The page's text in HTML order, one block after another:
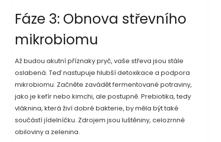
Fáze 3: Obnova střevního
mikrobiomu
Až budou akutní příznaky pryč, vaše střeva jsou stále
oslabená. Teď nastupuje hlubší detoxikace a podpora
mikrobiomu. Začněte zavádět fermentované potraviny,
jako je kefír nebo kimchi, ale postupně. Prebiotika, tedy
vláknina, která živí dobré bakterie, by měla být také
součástí jídelníčku. Zdrojem jsou luštěniny, celozrnné
obiloviny a zelenina.